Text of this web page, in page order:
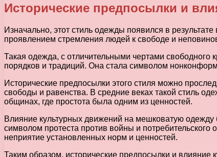
Исторические предпосылки и
Изначально, этот стиль одежды появился в
проявлением стремления людей к свободе и
Такая одежда, с отличительными чертами свободного
порядков и традиций. Она стала символом
Исторические предпосылки этого стиля можно
свободы и равенства. В средние веках такой стиль
общинах, где простота была одним из ценностей.
Влияние культурных движений на мешковатую
символом протеста против войны и потребительского
неприятие установленных норм и ценностей.
Таким образом, исторические предпосылки и